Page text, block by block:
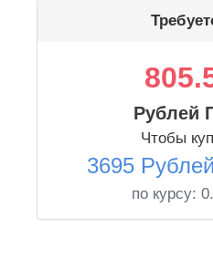
Рублей
Чтобы
3695
по курсу: